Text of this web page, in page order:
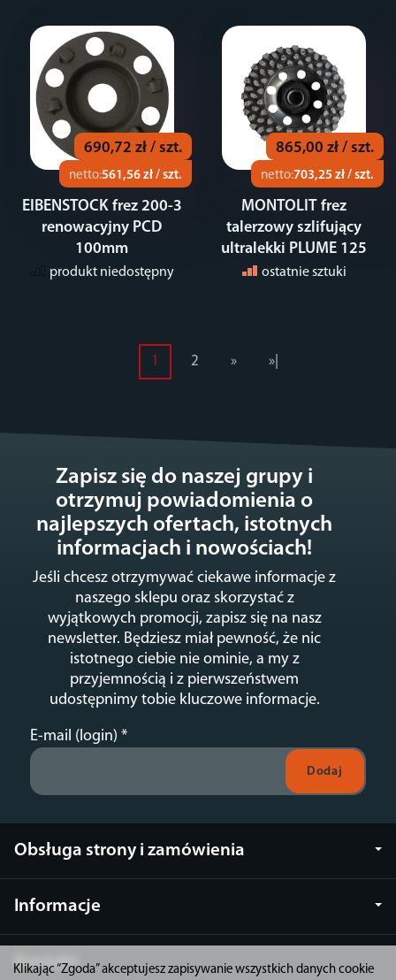
690,72 zł / szt.
netto:561,56 zł / szt.
EIBENSTOCK frez 200-3
renowacyjny PCD
100mm
produkt niedostępny
865,00 zł / szt.
netto:703,25 zł / szt.
MONTOLIT frez
talerzowy szlifujący
ultralekki PLUME 125
ostatnie sztuki
1 2 » »|
Zapisz się do naszej grupy i
otrzymuj powiadomienia o
najlepszych ofertach, istotnych
informacjach i nowościach!
Jeśli chcesz otrzymywać ciekawe informacje z
naszego sklepu oraz skorzystać z
wyjątkowych promocji, zapisz się na nasz
newsletter. Będziesz miał pewność, że nic
istotnego ciebie nie ominie, a my z
przyjemnością i z pierwszeństwem
udostępnimy tobie kluczowe informacje.
E-mail (login) *
Obsługa strony i zamówienia
Informacje
Kontakt
Klikając “Zgoda” akceptujesz zapisywanie wszystkich danych cookie